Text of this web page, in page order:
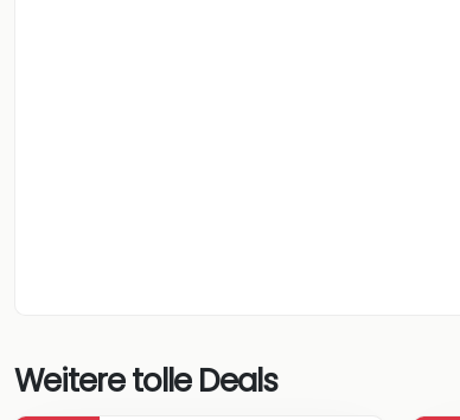
Weitere tolle Deals